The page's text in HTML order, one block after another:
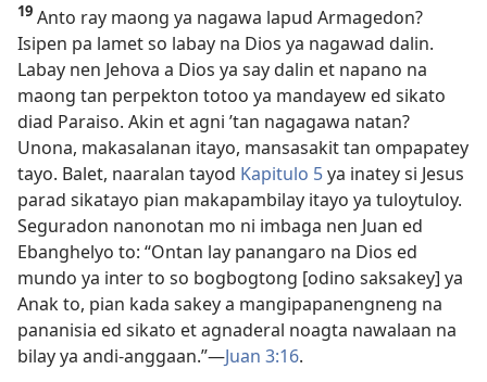
19 Anto ray maong ya nagawa lapud Armagedon?
Isipen pa lamet so labay na Dios ya nagawad dalin.
Labay nen Jehova a Dios ya say dalin et napano na
maong tan perpekton totoo ya mandayew ed sikato
diad Paraiso. Akin et agni ’tan nagagawa natan?
Unona, makasalanan itayo, mansasakit tan ompapatey
tayo. Balet, naaralan tayod Kapitulo 5ya inatey si Jesus
parad sikatayo pian makapambilay itayo ya tuloytuloy.
Seguradon nanonotan mo ni imbaga nen Juan ed
Ebanghelyo to: “Ontan lay panangaro na Dios ed
mundo ya inter to so bogbogtong [odino saksakey] ya
Anak to, pian kada sakey a mangipapanengneng na
pananisia ed sikato et agnaderal noagta nawalaan na
bilay ya andi-anggaan.”​—Juan 3:16.